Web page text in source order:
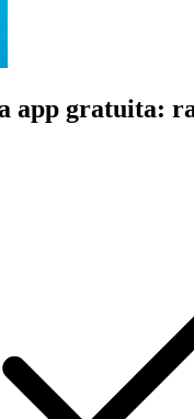
app gratuita: